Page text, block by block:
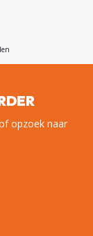
opzoek naar